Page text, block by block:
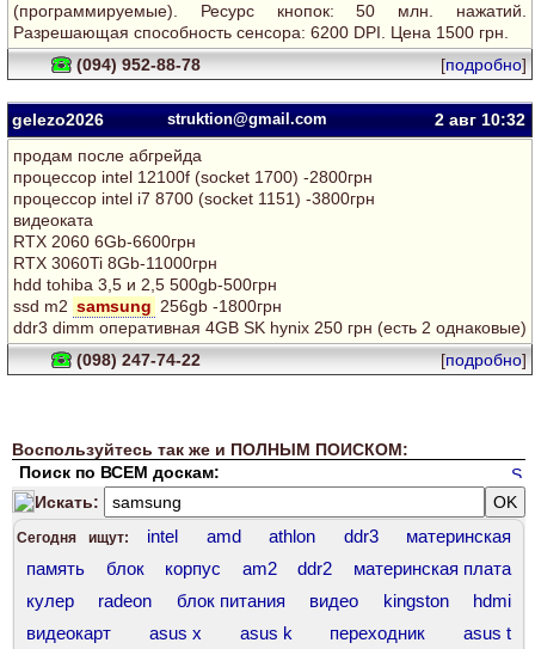
(программируемые). Ресурс кнопок: 50 млн. нажатий.
Разрешающая способность сенсора: 6200 DPI. Цена 1500 грн.
(094) 952-88-78
[подробно]
gelezo2026 struktion@gmail.com 2 авг10:32
продам после абгрейда
процессор intel 12100f (socket 1700) -2800грн
процессор intel i7 8700 (socket 1151) -3800грн
видеоката
RTX 2060 6Gb-6600грн
RTX 3060Ti 8Gb-11000грн
hdd tohiba 3,5 и 2,5 500gb-500грн
ssd m2 samsung 256gb -1800грн
ddr3 dimm оперативная 4GB SK hynix 250 грн (есть 2 однаковые)
(098) 247-74-22
[подробно]
Воспользуйтесь так же и ПОЛНЫМ ПОИСКОМ:
Поиск по ВСЕМ доскам:
Искать:
Сегодня ищут: intel amd athlon ddr3
материнская
память
блок корпус am2 ddr2
материнская плата
кулер
radeon блок питания видео kingston
hdmi
видеокарт
asus x asus k переходник
asus t